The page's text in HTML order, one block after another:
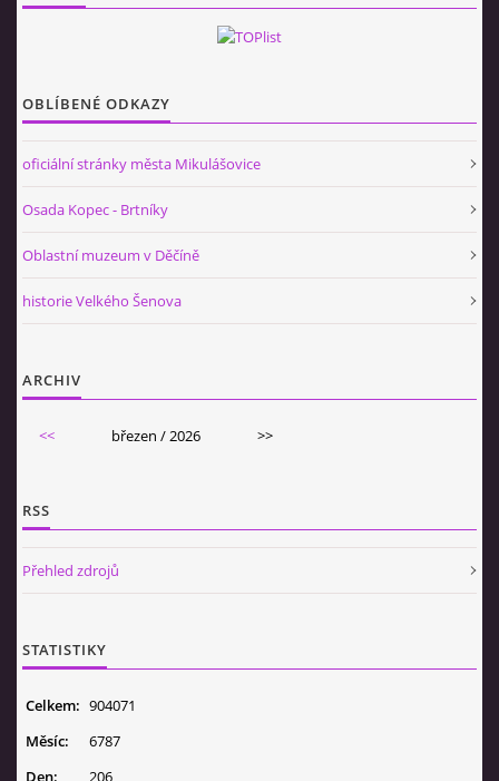
OBLÍBENÉ ODKAZY
oficiální stránky města Mikulášovice
Osada Kopec - Brtníky
Oblastní muzeum v Děčíně
historie Velkého Šenova
ARCHIV
<< březen / 2026 >>
RSS
Přehled zdrojů
STATISTIKY
Celkem: 904071
Měsíc:
6787
Den:
206